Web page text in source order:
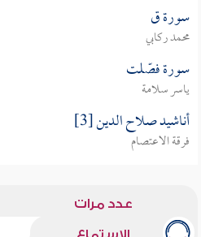
سورة ق
محمد ركابي
سورة فصّلت
ياسر سلامة
أناشيد صلاح الدين [3]
فرقة الاعتصام
عدد مرات